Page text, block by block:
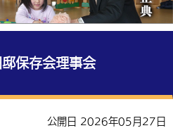
青 白
YouTube
保険・年金
邸保存会理事会
公開日 2026年05月27日